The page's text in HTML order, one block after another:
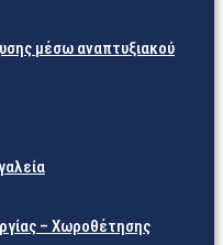
μέσω αναπτυξιακού
– Χωροθέτησης